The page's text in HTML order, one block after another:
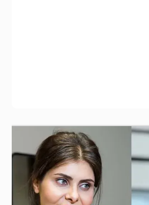
И снова невеста 357